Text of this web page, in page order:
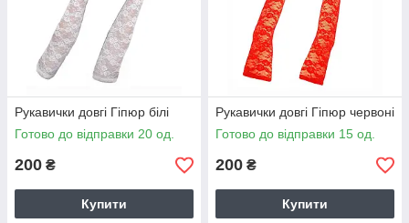
Рукавички довгі Гіпюр білі
Готово до відправки 20 од.
200 ₴
Купити
Рукавички довгі Гіпюр червоні
Готово до відправки 15 од.
200 ₴
Купити